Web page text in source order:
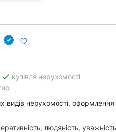
done купівля нерухомості
видів нерухомості, оформлення
людяність,